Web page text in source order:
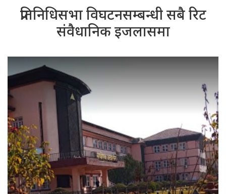
प्रतिनिधिसभा विघटनसम्बन्धी सबै रिट
संवैधानिक इजलासमा